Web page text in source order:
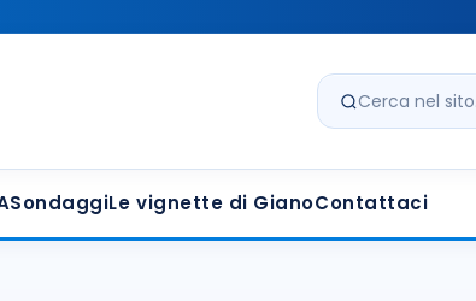
Cerca nel sito
SondaggiLe vignette di GianoContattaci